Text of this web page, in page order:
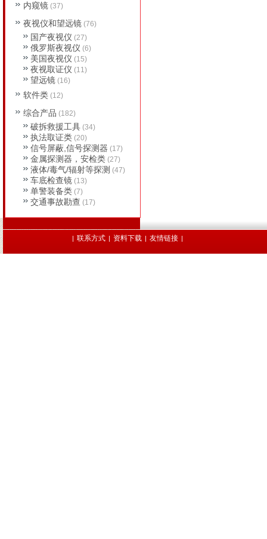
内窥镜 (37)
夜视仪和望远镜 (76)
国产夜视仪 (27)
俄罗斯夜视仪 (6)
美国夜视仪 (15)
夜视取证仪 (11)
望远镜 (16)
软件类 (12)
综合产品 (182)
破拆救援工具 (34)
执法取证类 (20)
信号屏蔽,信号探测器 (17)
金属探测器，安检类 (27)
液体/毒气/辐射等探测 (47)
车底检查镜 (13)
单警装备类 (7)
交通事故勘查 (17)
| 联系方式 | 资料下载 | 友情链接 |